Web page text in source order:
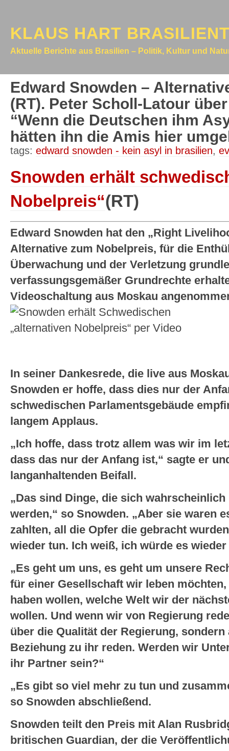
KLAUS HART
Aktuelle Berichte aus Brasilien – Politik, Kultur und
Edward Snowden –
(RT). Peter Scholl-Latour
“Wenn die Deutschen ihm
hätten ihn die Amis hier
tags: edward snowden - kein asyl in brasilien,
Snowden erhält
Nobelpreis“(RT)
Edward Snowden hat den „Right
Alternative zum Nobelpreis, für die
Überwachung und der Verletzung
verfassungsgemäßer Grundrechte
Videoschaltung aus Moskau
In seiner Dankesrede, die live aus
Snowden er hoffe, dass dies nur der
schwedischen Parlamentsgebäude
langem Applaus.
„Ich hoffe, dass trotz allem was wir im
dass das nur der Anfang ist,“ sagte er
langanhaltenden Beifall.
„Das sind Dinge, die sich
werden,“ so Snowden. „Aber sie waren
zahlten, all die Opfer die gebracht
wieder tun. Ich weiß, ich würde es wieder
„Es geht um uns, es geht um unsere
für einer Gesellschaft wir leben
haben wollen, welche Welt wir der
wollen. Und wenn wir von Regierung
über die Qualität der Regierung,
Beziehung zu ihr reden. Werden wir
ihr Partner sein?“
„Es gibt so viel mehr zu tun und
so Snowden abschließend.
Snowden teilt den Preis mit Alan
britischen Guardian, der die